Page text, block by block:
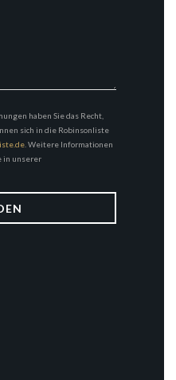
haben Sie das Recht,
sich in die Robinsonliste
. Weitere Informationen
in unserer